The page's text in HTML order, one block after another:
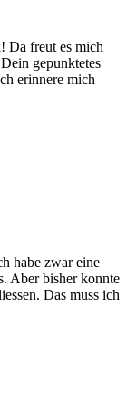
Da freut es mich
gepunktetes
erinnere mich
habe zwar eine
Aber bisher konnte
Das muss ich